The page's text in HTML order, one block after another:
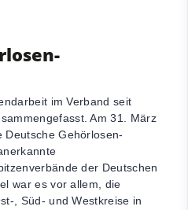
im Verband seit
Am 31. März
Deutsche Gehörlosen-
der Deutschen
war es vor allem, die
, Süd- und Westkreise in